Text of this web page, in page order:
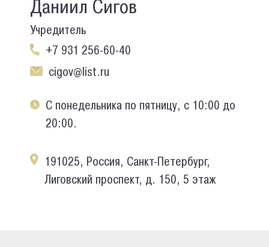
Даниил Сигов
Учредитель
+7 931 256-60-40
cigov@list.ru
С понедельника по пятницу, с 10:00 до
20:00.
191025, Россия, Санкт-Петербург,
Лиговский проспект, д. 150, 5 этаж